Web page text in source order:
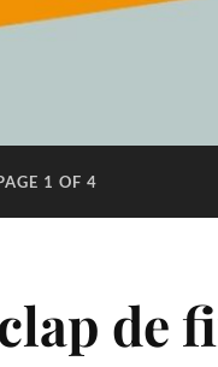
1 OF 4
de